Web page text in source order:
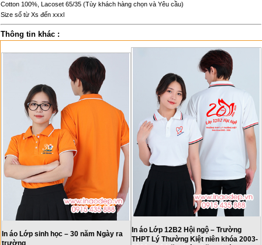
Cotton 100%, Lacoset 65/35 (Tùy khách hàng chọn và Yêu cầu)
Size số từ Xs đến xxxl
Thông tin khác :
In áo Lớp sinh học – 30 năm Ngày ra
trường
In áo Lớp 12B2 Hội ngộ – Trường
THPT Lý Thường Kiệt niên khóa 2003-